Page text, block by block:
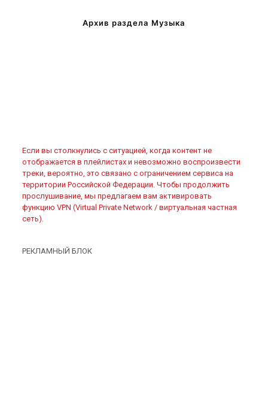
Архив раздела Музыка
Если вы столкнулись с ситуацией, когда контент не
отображается в плейлистах и невозможно воспроизвести
треки, вероятно, это связано с ограничением сервиса на
территории Российской Федерации. Чтобы продолжить
прослушивание, мы предлагаем вам активировать
функцию VPN (Virtual Private Network / виртуальная частная
сеть).
РЕКЛАМНЫЙ БЛОК